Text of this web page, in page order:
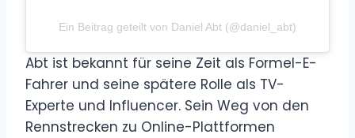
Ein Beitrag geteilt von Daniel Abt (@daniel_abt)
Abt ist bekannt für seine Zeit als Formel-E-
Fahrer und seine spätere Rolle als TV-
Experte und Influencer. Sein Weg von den
Rennstrecken zu Online-Plattformen